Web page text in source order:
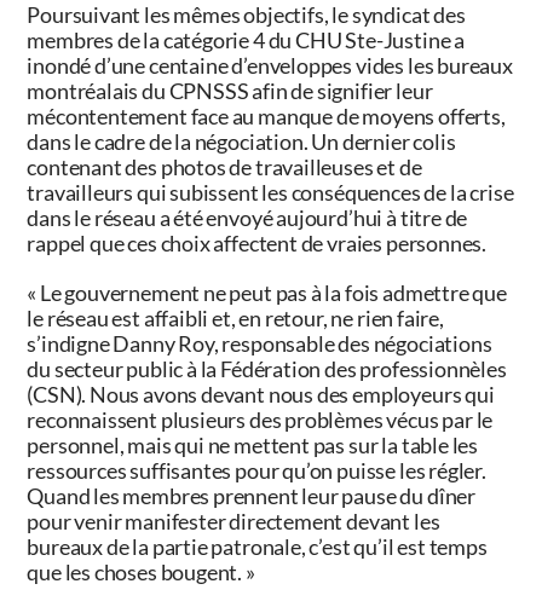
Poursuivant les mêmes objectifs, le syndicat des
membres de la catégorie 4 du CHU Ste-Justine a
inondé d’une centaine d’enveloppes vides les bureaux
montréalais du CPNSSS afin de signifier leur
mécontentement face au manque de moyens offerts,
dans le cadre de la négociation. Un dernier colis
contenant des photos de travailleuses et de
travailleurs qui subissent les conséquences de la crise
dans le réseau a été envoyé aujourd’hui à titre de
rappel que ces choix affectent de vraies personnes.
« Le gouvernement ne peut pas à la fois admettre que
le réseau est affaibli et, en retour, ne rien faire,
s’indigne Danny Roy, responsable des négociations
du secteur public à la Fédération des professionnèles
(CSN). Nous avons devant nous des employeurs qui
reconnaissent plusieurs des problèmes vécus par le
personnel, mais qui ne mettent pas sur la table les
ressources suffisantes pour qu’on puisse les régler.
Quand les membres prennent leur pause du dîner
pour venir manifester directement devant les
bureaux de la partie patronale, c’est qu’il est temps
que les choses bougent. »